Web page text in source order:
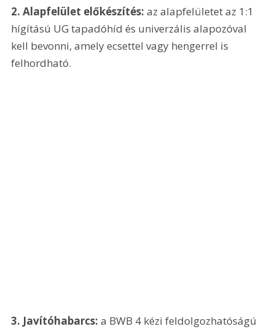
2. Alapfelület előkészítés: az alapfelületet az 1:1
hígítású UG tapadóhíd és univerzális alapozóval
kell bevonni, amely ecsettel vagy hengerrel is
felhordható.
3. Javítóhabarcs: a BWB 4 kézi feldolgozhatóságú